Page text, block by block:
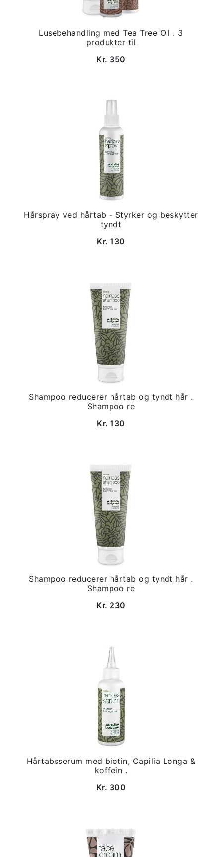
Lusebehandling med Tea Tree Oil . 3
produkter til
Kr. 350
Hårspray ved hårtab - Styrker og beskytter
tyndt
Kr. 130
Shampoo reducerer hårtab og tyndt hår .
Shampoo re
Kr. 130
Shampoo reducerer hårtab og tyndt hår .
Shampoo re
Kr. 230
Hårtabsserum med biotin, Capilia Longa &
koffein .
Kr. 300